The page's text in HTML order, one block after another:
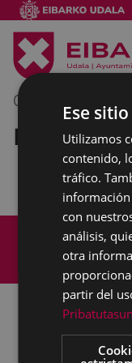
09/03/2020
Reunión
Política
Ese
Utilizamos
contenido,
tráfico.
con
análisis,
otra
partir del